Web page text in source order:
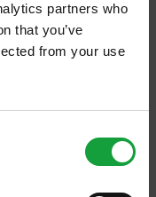
partners who
that you’ve
from your use
novita nel campo